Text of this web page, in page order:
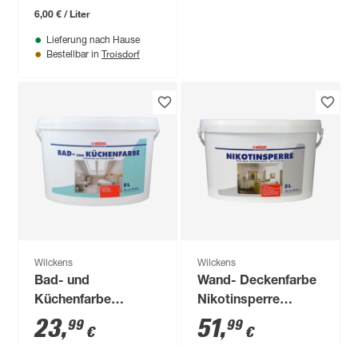
6,00 € / Liter
Lieferung nach Hause
Bestellbar in Troisdorf
Wilckens
Bad- und
Küchenfarbe
mattweiß 5 l
23,99 €
Wilckens
Wand- Deckenfarbe
Nikotinsperre
mattweiß 5 l
51,99 €